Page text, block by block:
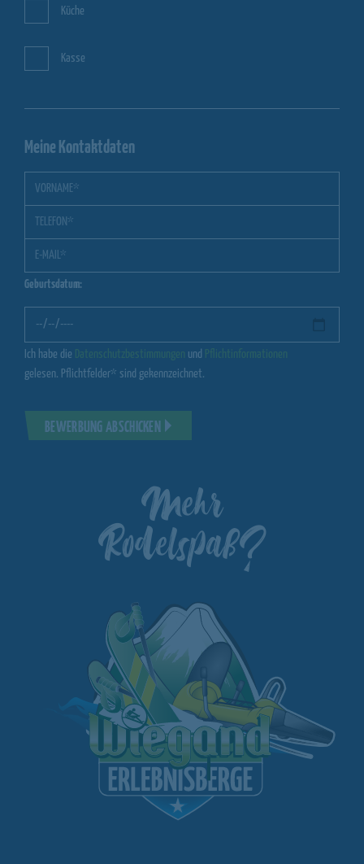
Küche
Kasse
Meine Kontaktdaten
Geburtsdatum:
Ich habe die und
gelesen. Pflichtfelder* sind gekennzeichnet.
BEWERBUNG ABSCHICKEN
Mehr
Rodelspaß?